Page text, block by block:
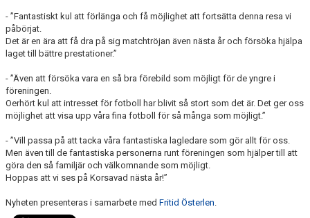
- ”Fantastiskt kul att förlänga och få möjlighet att fortsätta denna resa vi
påbörjat.
Det är en ära att få dra på sig matchtröjan även nästa år och försöka hjälpa
laget till bättre prestationer.”
- ”Även att försöka vara en så bra förebild som möjligt för de yngre i
föreningen.
Oerhört kul att intresset för fotboll har blivit så stort som det är. Det ger oss
möjlighet att visa upp våra fina fotboll för så många som möjligt.”
- ”Vill passa på att tacka våra fantastiska lagledare som gör allt för oss.
Men även till de fantastiska personerna runt föreningen som hjälper till att
göra den så familjär och välkomnande som möjligt.
Hoppas att vi ses på Korsavad nästa år!”
Nyheten presenteras i samarbete med Fritid Österlen.